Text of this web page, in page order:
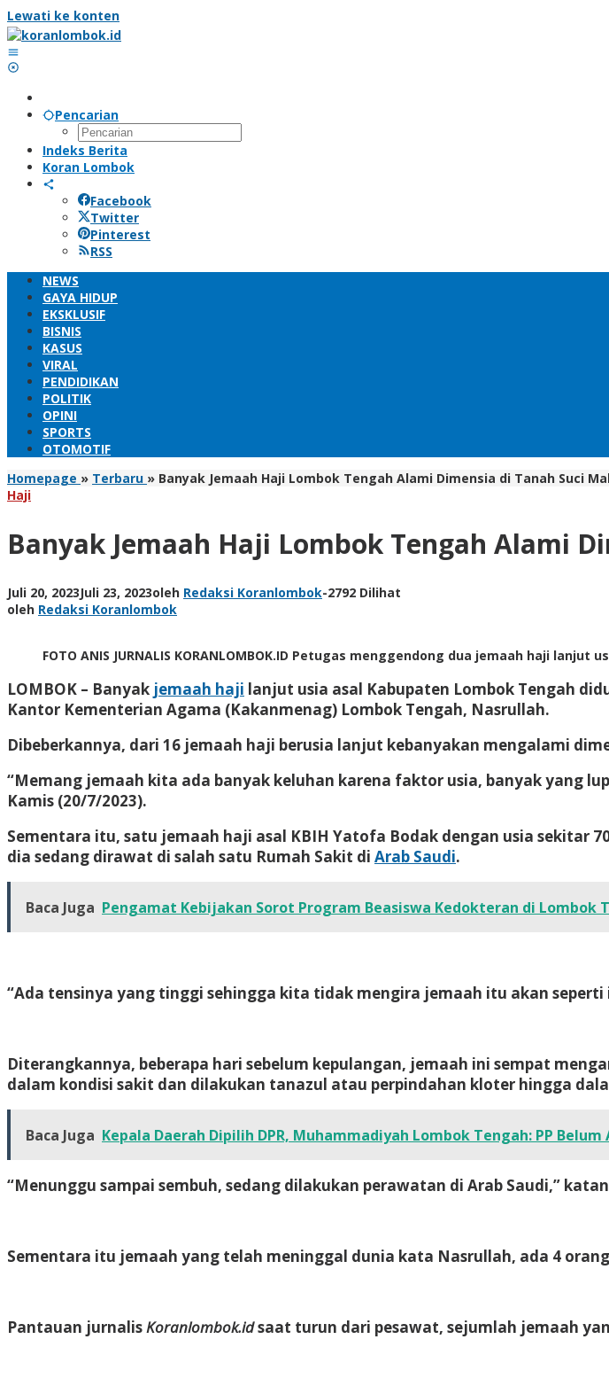
Lewati ke konten
Pencarian
Indeks Berita
Koran Lombok
Facebook
Twitter
Pinterest
RSS
NEWS
GAYA HIDUP
EKSKLUSIF
BISNIS
KASUS
VIRAL
PENDIDIKAN
POLITIK
OPINI
SPORTS
OTOMOTIF
Homepage » Terbaru » Banyak Jemaah Haji Lombok Tengah Alami Dimensia di Tanah Suci
Haji
Banyak Jemaah Haji Lombok Tengah Alami
Juli 20, 2023Juli 23, 2023oleh Redaksi Koranlombok-2792 Dilihat
oleh Redaksi Koranlombok
FOTO ANIS JURNALIS KORANLOMBOK.ID Petugas menggendong dua jemaah haji
LOMBOK – Banyak jemaah haji lanjut usia asal Kabupaten Lombok Tengah
Kantor Kementerian Agama (Kakanmenag) Lombok Tengah, Nasrullah.
Dibeberkannya, dari 16 jemaah haji berusia lanjut kebanyakan mengalami
“Memang jemaah kita ada banyak keluhan karena faktor usia, banyak yang
Kamis (20/7/2023).
Sementara itu, satu jemaah haji asal KBIH Yatofa Bodak dengan usia
dia sedang dirawat di salah satu Rumah Sakit di Arab Saudi.
Baca Juga Pengamat Kebijakan Sorot Program Beasiswa Kedokteran di Lombok
“Ada tensinya yang tinggi sehingga kita tidak mengira jemaah itu akan
Diterangkannya, beberapa hari sebelum kepulangan, jemaah ini sempat
dalam kondisi sakit dan dilakukan tanazul atau perpindahan kloter hingga
Baca Juga Kepala Daerah Dipilih DPR, Muhammadiyah Lombok Tengah: PP Belum
“Menunggu sampai sembuh, sedang dilakukan perawatan di Arab Saudi,”
Sementara itu jemaah yang telah meninggal dunia kata Nasrullah, ada 4
Pantauan jurnalisKoranlombok.idsaat turun dari pesawat, sejumlah jemaah